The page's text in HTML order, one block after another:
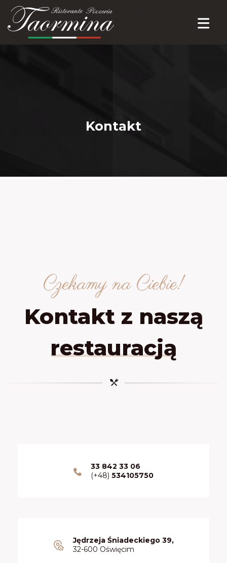
Kontakt
Czekamy na Ciebie!
Kontakt z naszą
restauracją
33 842 33 06
(+48) 534105750
Jędrzeja Śniadeckiego 39,
32-600 Oświęcim